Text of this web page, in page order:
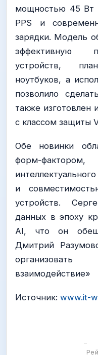
мощностью 45 Вт
PPS и
зарядки. Модель
эффективную
устройств,
ноутбуков, а
позволило
также изготовлен
с классом защиты
Обе новинки
форм-
и
устройств.
данных в эпоху
AI, что он
Дмитрий
взаимодействие»
Источник: www.it-